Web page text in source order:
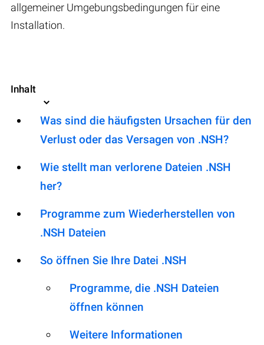
allgemeiner Umgebungsbedingungen für eine
Installation.
Inhalt
Was sind die häufigsten Ursachen für den
Verlust oder das Versagen von .NSH?
Wie stellt man verlorene Dateien .NSH
her?
Programme zum Wiederherstellen von
.NSH Dateien
So öffnen Sie Ihre Datei .NSH
Programme, die .NSH Dateien
öffnen können
Weitere Informationen